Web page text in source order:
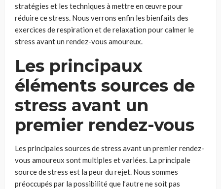
stratégies et les techniques à mettre en œuvre pour
réduire ce stress. Nous verrons enfin les bienfaits des
exercices de respiration et de relaxation pour calmer le
stress avant un rendez-vous amoureux.
Les principaux
éléments sources de
stress avant un
premier rendez-vous
Les principales sources de stress avant un premier rendez-
vous amoureux sont multiples et variées. La principale
source de stress est la peur du rejet. Nous sommes
préoccupés par la possibilité que l’autre ne soit pas